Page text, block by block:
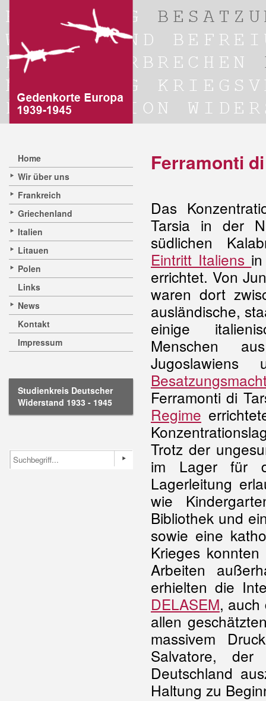
Home
Wir über uns
Frankreich
Griechenland
Italien
Litauen
Polen
Links
News
Kontakt
Impressum
Studienkreis Deutscher
Widerstand 1933 - 1945
Ferramonti
Das
Tarsia in der
südlichen
Eintritt Italiens
errichtet. Von
waren dort
ausländische,
einige
Menschen
Ferramonti di
Regime
Trotz der
im Lager für
Lagerleitung
wie
Bibliothek und
sowie eine
Krieges
Arbeiten
erhielten die
DELASEM, auch
allen
massivem
Salvatore,
Deutschland
Haltung zu